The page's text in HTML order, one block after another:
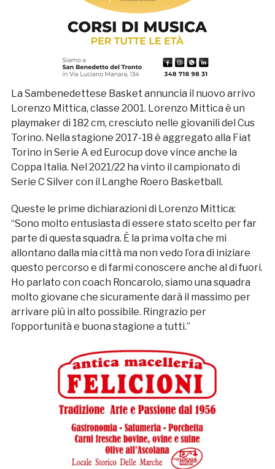
La Sambenedettese Basket annuncia il nuovo arrivo
Lorenzo Mittica, classe 2001. Lorenzo Mittica è un
playmaker di 182 cm, cresciuto nelle giovanili del Cus
Torino. Nella stagione 2017-18 è aggregato alla Fiat
Torino in Serie A ed Eurocup dove vince anche la
Coppa Italia. Nel 2021/22 ha vinto il campionato di
Serie C Silver con il Langhe Roero Basketball.
Queste le prime dichiarazioni di Lorenzo Mittica:
“Sono molto entusiasta di essere stato scelto per far
parte di questa squadra. È la prima volta che mi
allontano dalla mia città ma non vedo l’ora di iniziare
questo percorso e di farmi conoscere anche al di fuori.
Ho parlato con coach Roncarolo, siamo una squadra
molto giovane che sicuramente darà il massimo per
arrivare più in alto possibile. Ringrazio per
l’opportunità e buona stagione a tutti.”